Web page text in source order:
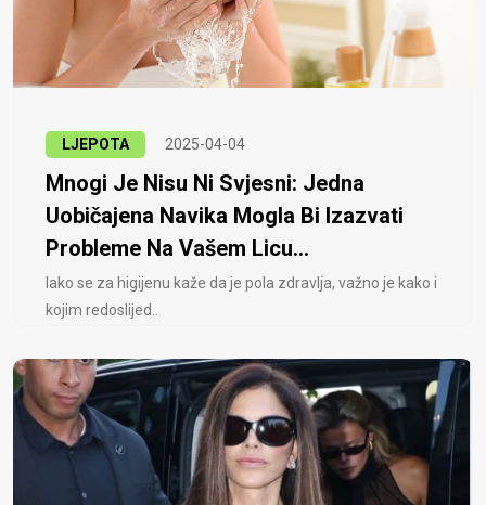
LJEPOTA 2025-04-04
Mnogi Je Nisu Ni Svjesni: Jedna
Uobičajena Navika Mogla Bi Izazvati
Probleme Na Vašem Licu...
Iako se za higijenu kaže da je pola zdravlja, važno je kako i
kojim redoslijed..